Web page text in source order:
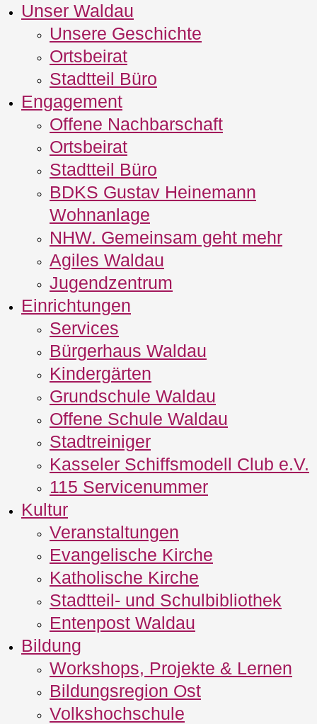
Unser Waldau
Unsere Geschichte
Ortsbeirat
Stadtteil Büro
Engagement
Offene Nachbarschaft
Ortsbeirat
Stadtteil Büro
BDKS Gustav Heinemann
Wohnanlage
NHW. Gemeinsam geht mehr
Agiles Waldau
Jugendzentrum
Einrichtungen
Services
Bürgerhaus Waldau
Kindergärten
Grundschule Waldau
Offene Schule Waldau
Stadtreiniger
Kasseler Schiffsmodell Club e.V.
115 Servicenummer
Kultur
Veranstaltungen
Evangelische Kirche
Katholische Kirche
Stadtteil- und Schulbibliothek
Entenpost Waldau
Bildung
Workshops, Projekte & Lernen
Bildungsregion Ost
Volkshochschule